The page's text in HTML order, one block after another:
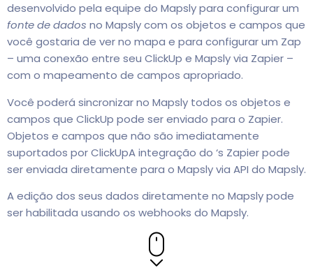
desenvolvido pela equipe do Mapsly para configurar um
fonte de dados no Mapsly com os objetos e campos que
você gostaria de ver no mapa e para configurar um Zap
– uma conexão entre seu ClickUp e Mapsly via Zapier –
com o mapeamento de campos apropriado.
Você poderá sincronizar no Mapsly todos os objetos e
campos que ClickUp pode ser enviado para o Zapier.
Objetos e campos que não são imediatamente
suportados por ClickUpA integração do ‘s Zapier pode
ser enviada diretamente para o Mapsly via API do Mapsly.
A edição dos seus dados diretamente no Mapsly pode
ser habilitada usando os webhooks do Mapsly.